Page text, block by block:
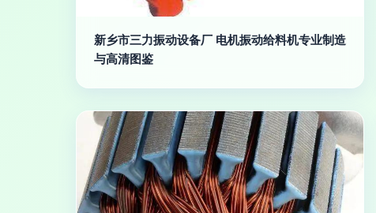
新乡市三力振动设备厂 电机振动给料机专业制造
与高清图鉴